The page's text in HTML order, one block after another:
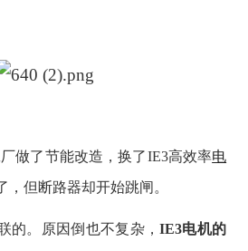
做了节能改造，换了IE3高效率电
，但断路器却开始跳闸。
。原因倒也不复杂，IE3电机的